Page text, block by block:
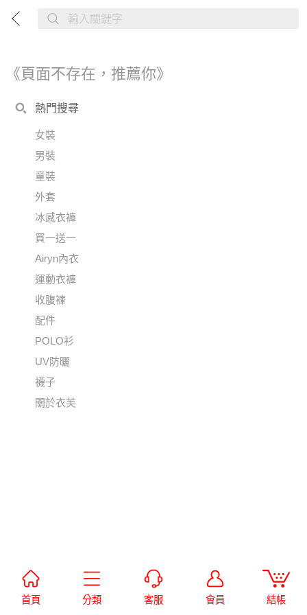
首頁 分類 客服 會員 結帳
《頁面不存在，推薦你》
熱門搜尋
女裝
男裝
童裝
外套
冰感衣褲
買一送一
Airyn內衣
運動衣褲
收腹褲
配件
POLO衫
UV防曬
襪子
關於衣芙